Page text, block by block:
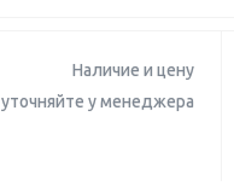
Наличие и цену
уточняйте у менеджера